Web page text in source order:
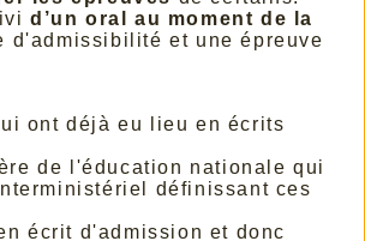
d’un oral au moment de la
d'admissibilité et une épreuve
ont déjà eu lieu en écrits
de l'éducation nationale qui
définissant ces
écrit d'admission et donc